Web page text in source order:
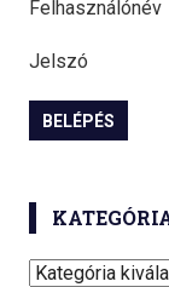
Felhasználónév
Jelszó
K